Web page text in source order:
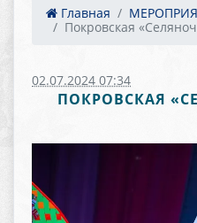
Главная
Покровская
02.07.2024 07:34
ПОКРОВСКАЯ